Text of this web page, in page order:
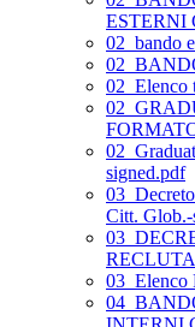
ESTERNI
02_bando
02_Elenco
signed.pdf
Citt.
03_Elenco